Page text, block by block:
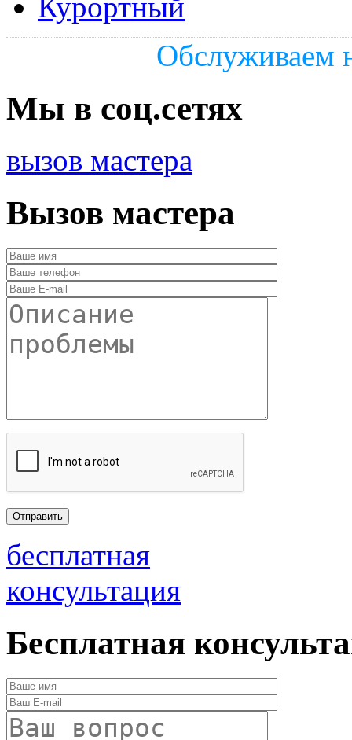
Обслуживаем
Мы в соц.сетях
вызов мастера
Вызов мастера
бесплатная
консультация
Бесплатная